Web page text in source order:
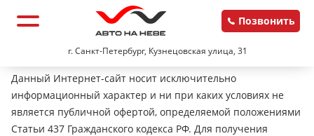
г. Санкт-Петербург, Кузнецовская улица, 31
Позвонить
Данный Интернет-сайт носит исключительно
информационный характер и ни при каких условиях не
является публичной офертой, определяемой положениями
Статьи 437 Гражданского кодекса РФ. Для получения